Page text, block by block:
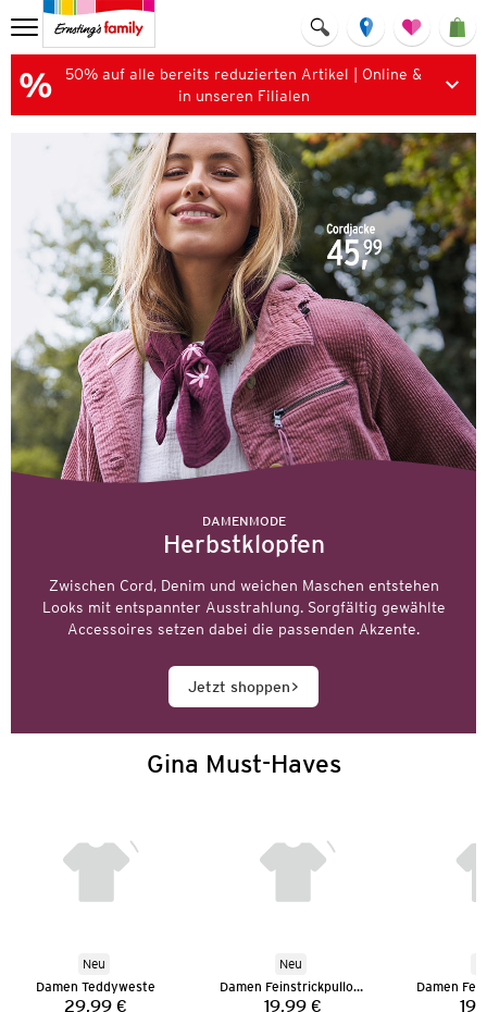
50% auf alle bereits reduzierten Artikel | Online &
in unseren Filialen
DAMENMODE
Herbstklopfen
Zwischen Cord, Denim und weichen Maschen entstehen
Looks mit entspannter Ausstrahlung. Sorgfältig gewählte
Accessoires setzen dabei die passenden Akzente.
Jetzt shoppen
Gina Must-Haves
Neu
Damen Teddyweste
29,99 €
Neu
Damen Feinstrickpullover
19,99 €